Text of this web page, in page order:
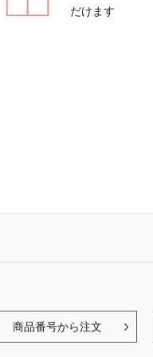
だけます
商品番号から注文